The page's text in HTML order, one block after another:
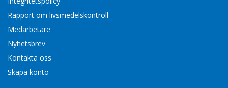
Rapport om livsmedelskontroll
Medarbetare
Nyhetsbrev
Kontakta oss
Skapa konto